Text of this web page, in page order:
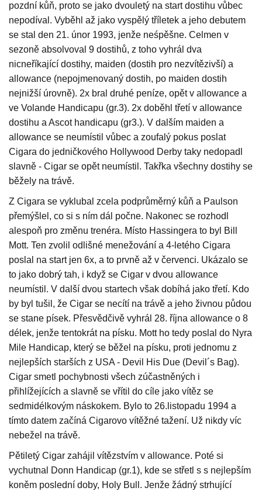
pozdní kůň, proto se jako dvouletý na start dostihu vůbec
nepodíval. Vyběhl až jako vyspělý tříletek a jeho debutem
se stal den 21. únor 1993, jenže neśpěšne. Celmen v
sezoně absolvoval 9 dostihů, z toho vyhrál dva
nicneříkající dostihy, maiden (dostih pro nezvítězivší) a
allowance (nepojmenovaný dostih, po maiden dostih
nejnižší úrovně). 2x bral druhé peníze, opět v allowance a
ve Volande Handicapu (gr.3). 2x doběhl třetí v allowance
dostihu a Ascot handicapu (gr3.). V dalším maiden a
allowance se neumístil vůbec a zoufalý pokus poslat
Cigara do jedničkového Hollywood Derby taky nedopadl
slavně - Cigar se opět neumístil. Takřka všechny dostihy se
běžely na trávě.
Z Cigara se vyklubal zcela podprůměrný kůň a Paulson
přemýšlel, co si s ním dál počne. Nakonec se rozhodl
alespoň pro změnu trenéra. Místo Hassingera to byl Bill
Mott. Ten zvolil odlišné menežování a 4-letého Cigara
poslal na start jen 6x, a to prvně až v červenci. Ukázalo se
to jako dobrý tah, i když se Cigar v dvou allowance
neumístil. V další dvou startech však dobíhá jako třetí. Kdo
by byl tušil, že Cigar se necítí na trávě a jeho živnou půdou
se stane písek. Přesvědčivě vyhrál 28. října allowance o 8
délek, jenže tentokrát na písku. Mott ho tedy poslal do Nyra
Mile Handicap, který se běžel na písku, proti jednomu z
nejlepších starších z USA - Devil His Due (Devil´s Bag).
Cigar smetl pochybnosti všech zúčastněných i
přihlížejících a slavně se vřítil do cíle jako vítěz se
sedmidélkovým náskokem. Bylo to 26.listopadu 1994 a
tímto datem začíná Cigarovo vítěžné tažení. Už nikdy víc
nebežel na trávě.
Pětiletý Cigar zahájil vítězstvím v allowance. Poté si
vychutnal Donn Handicap (gr.1), kde se střetl s s nejlepším
koněm poslední doby, Holy Bull. Jenže žádný strhující